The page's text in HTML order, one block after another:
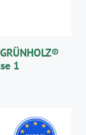
1